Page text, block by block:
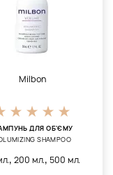
Milbon
ДЛЯ ОБ'ЄМУ
SHAMPOO
,200 мл., 500 мл.